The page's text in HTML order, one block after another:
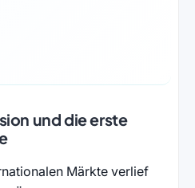
und die erste
Märkte verlief